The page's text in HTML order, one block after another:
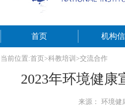
首页 机构
当前位置:首页 >科教培训 >交流合作
2023年环境健
来源： 环境健